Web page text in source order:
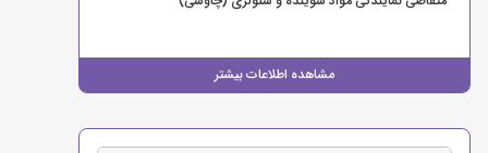
مشاهده اطلاعات بیشتر